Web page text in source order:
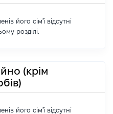
його сім'ї відсутні
розділі.
(крім
його сім'ї відсутні